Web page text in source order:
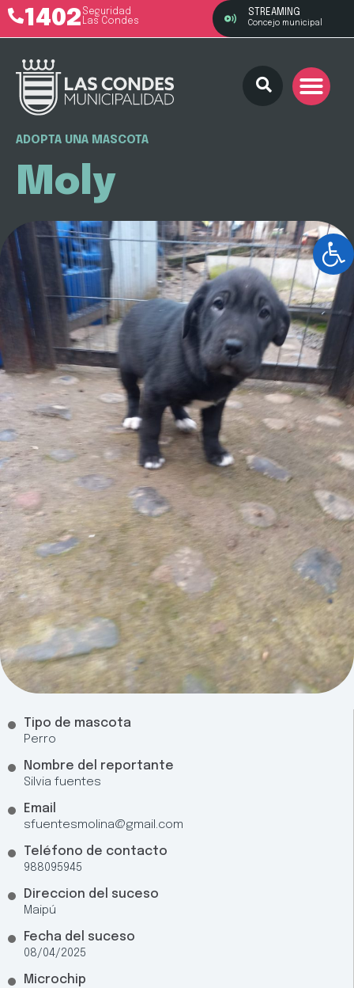
1402 Seguridad
Las Condes
STREAMING
Concejo municipal
ADOPTA UNA MASCOTA
Moly
Tipo de mascota
Perro
Nombre del reportante
Silvia fuentes
Email
sfuentesmolina@gmail.com
Teléfono de contacto
988095945
Direccion del suceso
Maipú
Fecha del suceso
08/04/2025
Microchip